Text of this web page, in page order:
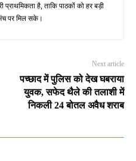
प्राथमिकता है, ताकि पाठकों को हर बड़ी
पर मिल सके।
Next article
पच्छाद में पुलिस को देख घबराया
युवक, सफेद थैले की तलाशी में
निकली 24 बोतल अवैध शराब